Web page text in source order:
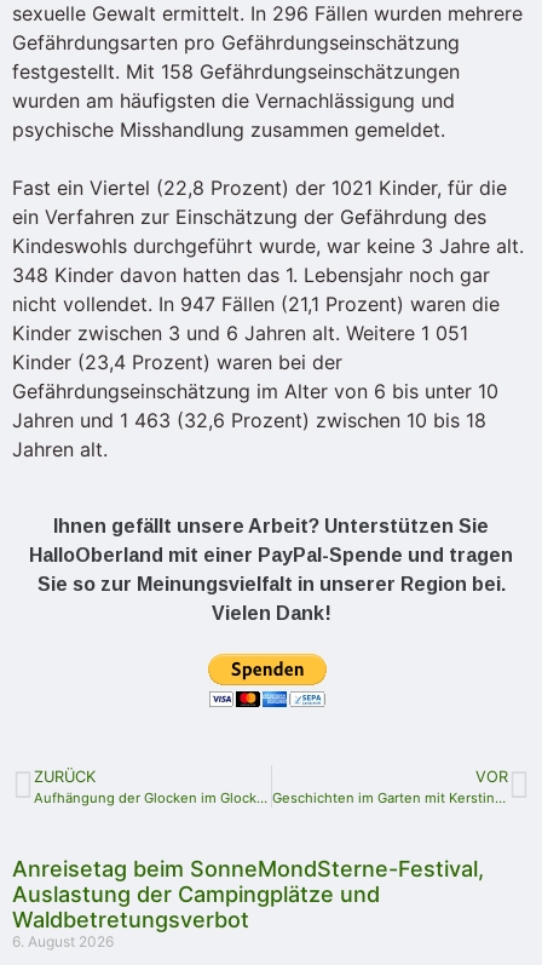
sexuelle Gewalt ermittelt. In 296 Fällen wurden mehrere
Gefährdungsarten pro Gefährdungseinschätzung
festgestellt. Mit 158 Gefährdungseinschätzungen
wurden am häufigsten die Vernachlässigung und
psychische Misshandlung zusammen gemeldet.
Fast ein Viertel (22,8 Prozent) der 1021 Kinder, für die
ein Verfahren zur Einschätzung der Gefährdung des
Kindeswohls durchgeführt wurde, war keine 3 Jahre alt.
348 Kinder davon hatten das 1. Lebensjahr noch gar
nicht vollendet. In 947 Fällen (21,1 Prozent) waren die
Kinder zwischen 3 und 6 Jahren alt. Weitere 1 051
Kinder (23,4 Prozent) waren bei der
Gefährdungseinschätzung im Alter von 6 bis unter 10
Jahren und 1 463 (32,6 Prozent) zwischen 10 bis 18
Jahren alt.
Ihnen gefällt unsere Arbeit? Unterstützen Sie
HalloOberland mit einer PayPal-Spende und tragen
Sie so zur Meinungsvielfalt in unserer Region bei.
Vielen Dank!
ZURÜCK
Aufhängung der Glocken im Glockenturm der Eliasbrunner Kirche marode
VOR
Geschichten im Garten mit Kerstin Otto
Anreisetag beim SonneMondSterne-Festival,
Auslastung der Campingplätze und
Waldbetretungsverbot
6. August 2026